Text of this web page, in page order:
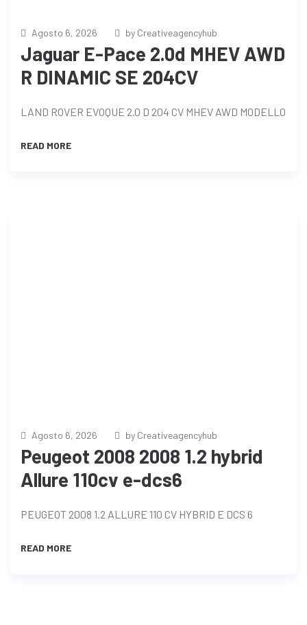
Agosto 6, 2026 by Creativeagencyhub
Jaguar E-Pace 2.0d MHEV AWD
R DINAMIC SE 204CV
LAND ROVER EVOQUE 2.0 D 204 CV MHEV AWD MODELLO
READ MORE
Agosto 6, 2026 by Creativeagencyhub
Peugeot 2008 2008 1.2 hybrid
Allure 110cv e-dcs6
PEUGEOT 2008 1.2 ALLURE 110 CV HYBRID E DCS 6
READ MORE